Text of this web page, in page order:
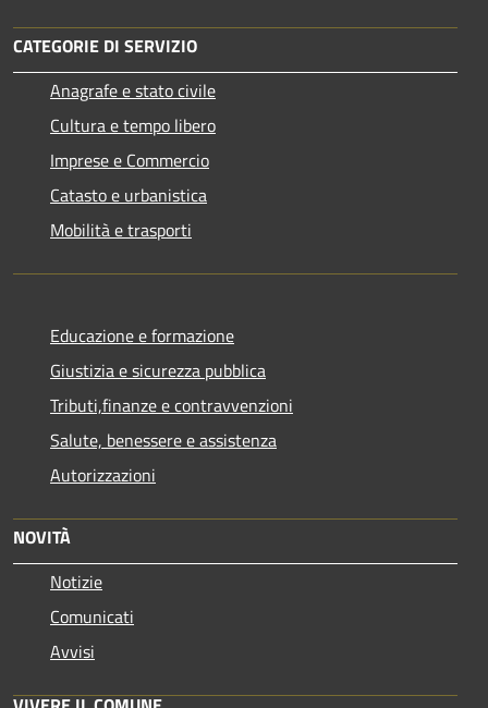
CATEGORIE DI SERVIZIO
Anagrafe e stato civile
Cultura e tempo libero
Imprese e Commercio
Catasto e urbanistica
Mobilità e trasporti
Educazione e formazione
Giustizia e sicurezza pubblica
Tributi,finanze e contravvenzioni
Salute, benessere e assistenza
Autorizzazioni
NOVITÀ
Notizie
Comunicati
Avvisi